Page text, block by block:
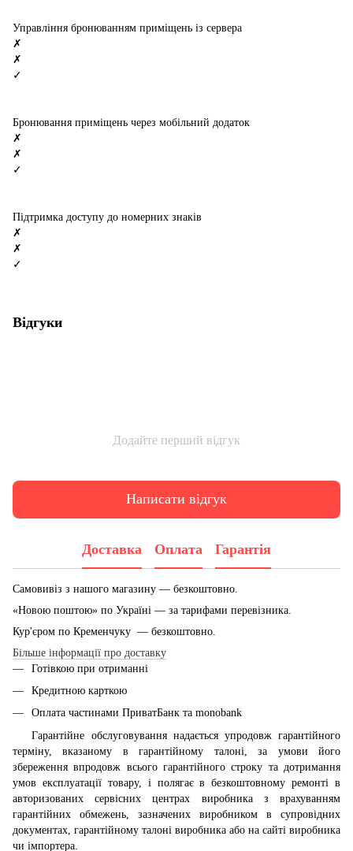
Управління бронюванням приміщень із сервера
✗
✗
✓
Бронювання приміщень через мобільний додаток
✗
✗
✓
Підтримка доступу до номерних знаків
✗
✗
✓
Відгуки
Додайте перший відгук
Написати відгук
Доставка Оплата Гарантія
Самовивіз з нашого магазину — безкоштовно.
«Новою поштою» по Україні — за тарифами перевізника.
Кур'єром по Кременчуку — безкоштовно.
Більше інформації про доставку
Готівкою при отриманні
Кредитною карткою
Оплата частинами ПриватБанк та monobank
Гарантійне обслуговування надається упродовж гарантійного
терміну, вказаному в гарантійному талоні, за умови його
збереження впродовж всього гарантійного строку та дотримання
умов експлуатації товару, і полягає в безкоштовному ремонті в
авторизованих сервісних центрах виробника з врахуванням
гарантійних обмежень, зазначених виробником в супровідних
документах, гарантійному талоні виробника або на сайті виробника
чи імпортера.